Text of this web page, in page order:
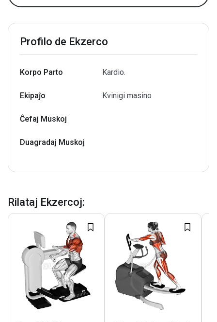
Profilo de Ekzerco
Korpo Parto Kardio.
Ekipaĵo Kvinigi masino
Ĉefaj Muskoj
Duagradaj Muskoj
Rilataj Ekzercoj: